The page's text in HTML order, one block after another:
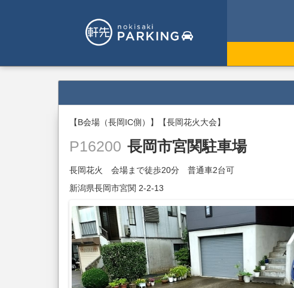
【B会場（長岡IC側）】【長岡花火大会】
P16200 長岡市宮関駐車場
長岡花火 会場まで徒歩20分 普通車2台可
新潟県長岡市宮関 2-2-13